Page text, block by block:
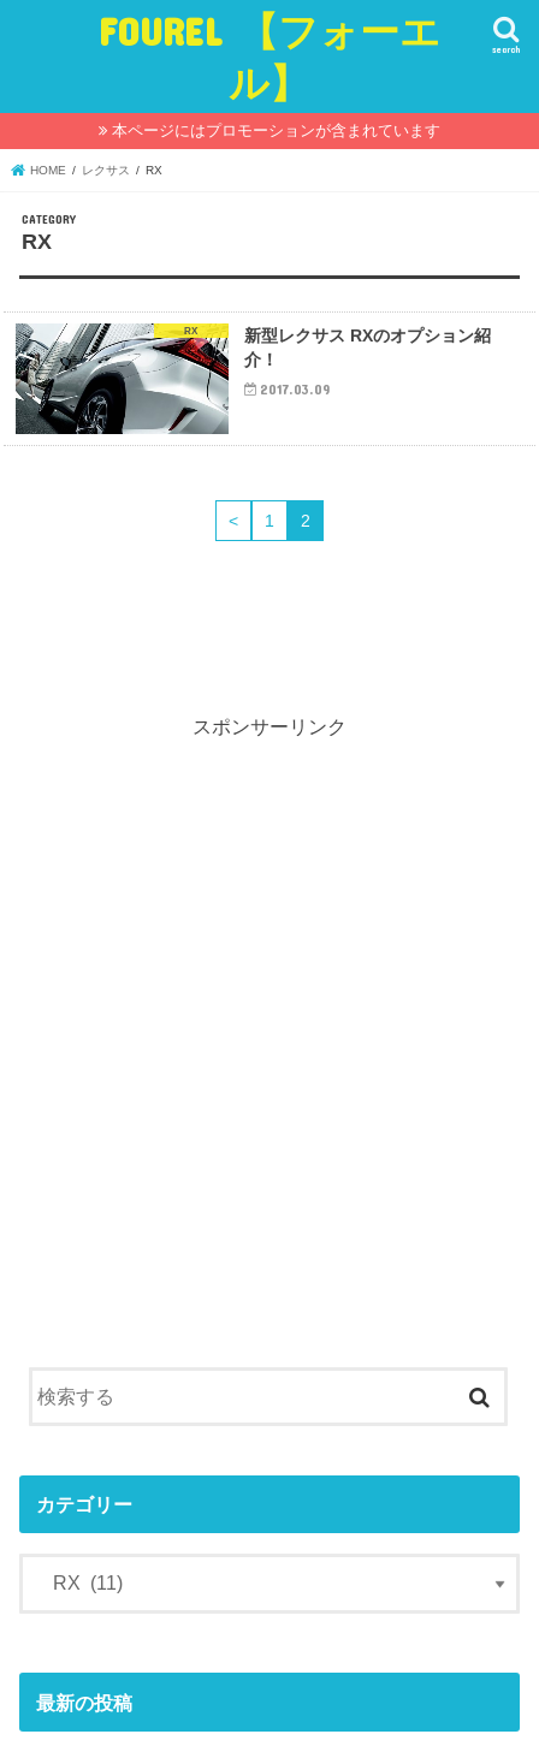
FOUREL 【フォーエ
ル】
search
本ページにはプロモーションが含まれています
HOME レクサス RX
RX
RX
新型レクサス RXのオプション紹
介！
2017.03.09
< 1 2
スポンサーリンク
カテゴリー
最新の投稿